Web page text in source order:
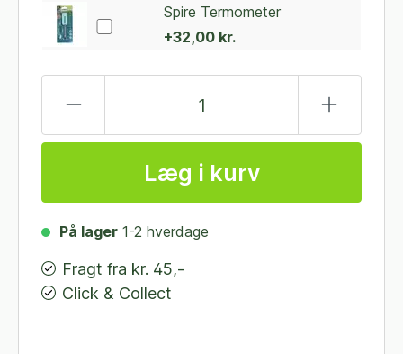
Spire Termometer
+32,00 kr.
Læg i kurv
På lager 1-2 hverdage
Fragt fra kr. 45,-
Click & Collect